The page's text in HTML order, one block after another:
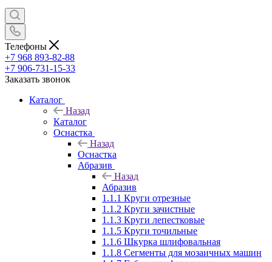
Телефоны
+7 968 893-82-88
+7 906-731-15-33
Заказать звонок
Каталог
Назад
Каталог
Оснастка
Назад
Оснастка
Абразив
Назад
Абразив
1.1.1 Круги отрезные
1.1.2 Круги зачистные
1.1.3 Круги лепестковые
1.1.5 Круги точильные
1.1.6 Шкурка шлифовальная
1.1.8 Сегменты для мозаичных машин